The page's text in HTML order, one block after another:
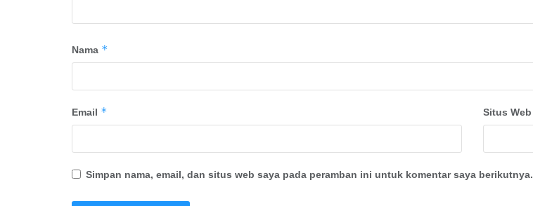
Nama *
Email * Situs Web
Simpan nama, email, dan situs web saya pada peramban ini untuk komentar saya berikutnya.